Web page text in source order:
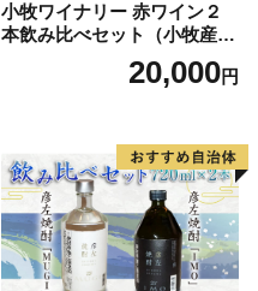
小牧ワイナリー 赤ワイン２
本飲み比べセット（小牧産ぶ
どう100％使用）20,000円